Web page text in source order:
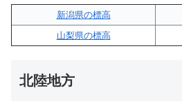
新潟県の標高
山梨県の標高
北陸地方